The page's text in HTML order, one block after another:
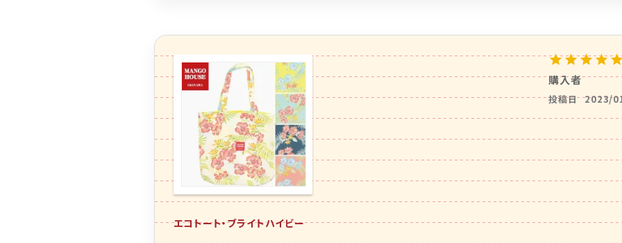
エコトート・ブライトハイビー
購入者
投稿日 2023/